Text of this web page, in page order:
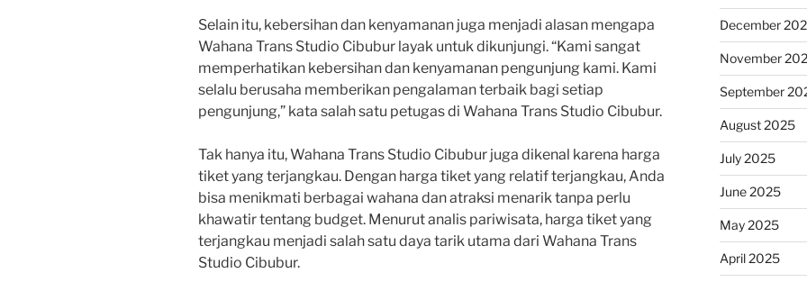
Selain itu, kebersihan dan kenyamanan juga menjadi alasan mengapa
Wahana Trans Studio Cibubur layak untuk dikunjungi. “Kami sangat
memperhatikan kebersihan dan kenyamanan pengunjung kami. Kami
selalu berusaha memberikan pengalaman terbaik bagi setiap
pengunjung,” kata salah satu petugas di Wahana Trans Studio Cibubur.
Tak hanya itu, Wahana Trans Studio Cibubur juga dikenal karena harga
tiket yang terjangkau. Dengan harga tiket yang relatif terjangkau, Anda
bisa menikmati berbagai wahana dan atraksi menarik tanpa perlu
khawatir tentang budget. Menurut analis pariwisata, harga tiket yang
terjangkau menjadi salah satu daya tarik utama dari Wahana Trans
Studio Cibubur.
December
November
September
August 2025
July 2025
June 2025
May 2025
April 2025